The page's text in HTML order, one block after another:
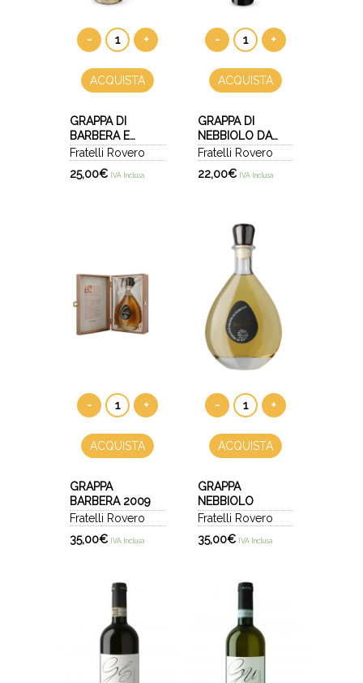
- +
ACQUISTA
GRAPPA DI
NEBBIOLO DA
BAROLO -
CIABOT MENTIN
GINESTRA
Fratelli Rovero
22,00€ IVA Inclusa
- +
ACQUISTA
GRAPPA DI
BARBERA E
GRIGNOLINO - IL
MILIN
Fratelli Rovero
25,00€ IVA Inclusa
- +
ACQUISTA
GRAPPA
NEBBIOLO
Fratelli Rovero
35,00€ IVA Inclusa
- +
ACQUISTA
GRAPPA
BARBERA 2009
Fratelli Rovero
35,00€ IVA Inclusa